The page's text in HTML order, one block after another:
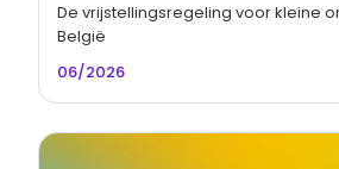
De vrijstellingsregeling voor kleine
België
06/2026